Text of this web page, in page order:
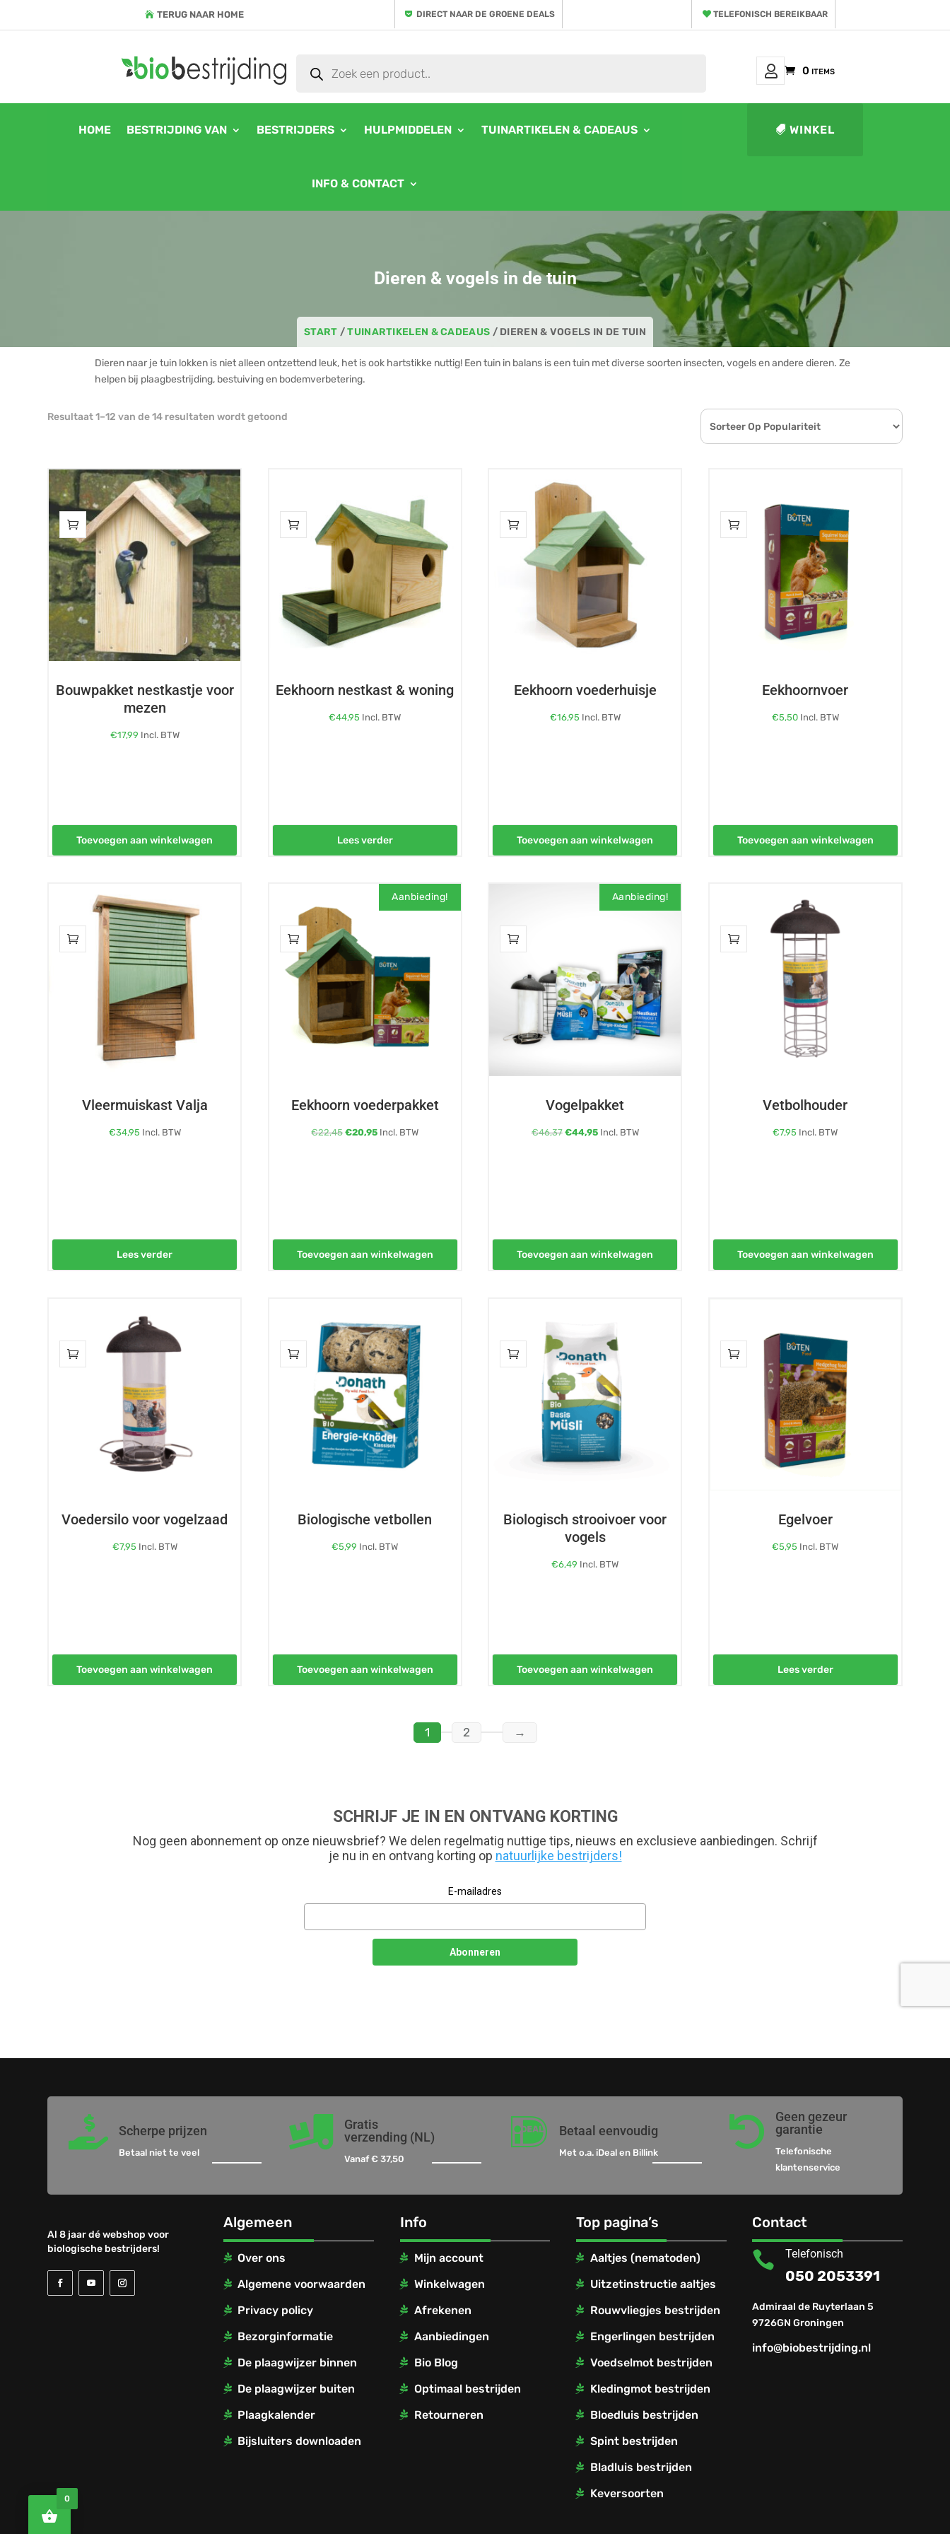
TERUG NAAR HOME DIRECT NAAR DE GROENE DEALS TELEFONISCH BEREIKBAAR
zoeken
Mijn
0 items
HOME BESTRIJDING VAN BESTRIJDERS HULPMIDDELEN TUINARTIKELEN & CADEAUS
INFO & CONTACT
WINKEL
Dieren & vogels in de tuin
START /TUINARTIKELEN & CADEAUS / DIEREN & VOGELS IN DE TUIN
Dieren naar je tuin lokken is niet alleen ontzettend leuk, het is ook hartstikke nuttig! Een tuin in balans is een tuin met diverse soorten insecten, vogels en andere dieren. Ze
helpen bij plaagbestrijding, bestuiving en bodemverbetering.
Resultaat 1–12 van de 14 resultaten wordt getoond
Bouwpakket nestkastje voor
mezen
€17,99 Incl. BTW
Toevoegen aan winkelwagen
Eekhoorn nestkast & woning
€44,95 Incl. BTW
Lees verder
Eekhoorn voederhuisje
€16,95 Incl. BTW
Toevoegen aan winkelwagen
Eekhoornvoer
€5,50 Incl. BTW
Toevoegen aan winkelwagen
Vleermuiskast Valja
€34,95 Incl. BTW
Lees verder
Aanbieding!
Eekhoorn voederpakket
€22,45Oorspronkelijke
€20,95Huidige
Incl. BTW
Toevoegen aan winkelwagen
Aanbieding!
Vogelpakket
€46,37 Oorspronkelijke
€44,95Huidige
Incl. BTW
Toevoegen aan winkelwagen
Vetbolhouder
€7,95 Incl. BTW
Toevoegen aan winkelwagen
Voedersilo voor vogelzaad
€7,95 Incl. BTW
Toevoegen aan winkelwagen
Biologische vetbollen
€5,99 Incl. BTW
Toevoegen aan winkelwagen
Biologisch strooivoer voor
vogels
€6,49 Incl. BTW
Toevoegen aan winkelwagen
Egelvoer
€5,95 Incl. BTW
Lees verder
1 2 →
 Scherpe prijzen
Betaal niet te veel

Gratis
verzending (NL)
Vanaf € 37,50
 Betaal eenvoudig
Met o.a. iDeal en Billink

Geen gezeur
garantie
Telefonische
klantenservice
Al 8 jaar dé webshop voor
biologische bestrijders!
Algemeen
Over ons
Algemene voorwaarden
Privacy policy
Bezorginformatie
De plaagwijzer binnen
De plaagwijzer buiten
Plaagkalender
Bijsluiters downloaden
Info
Mijn account
Winkelwagen
Afrekenen
Aanbiedingen
Bio Blog
Optimaal bestrijden
Retourneren
Top pagina’s
Aaltjes (nematoden)
Uitzetinstructie aaltjes
Rouwvliegjes bestrijden
Engerlingen bestrijden
Voedselmot bestrijden
Kledingmot bestrijden
Bloedluis bestrijden
Spint bestrijden
Bladluis bestrijden
Keversoorten
Contact
 Telefonisch
050 2053391
Admiraal de Ruyterlaan 5
9726GN Groningen
info@biobestrijding.nl
0